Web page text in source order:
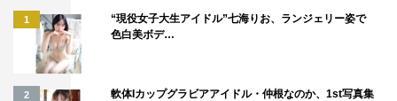
1
“現役女子大生アイドル”七海りお、ランジェリー姿で
色白美ボデ…
2
軟体Iカップグラビアアイドル・仲根なのか、1st写真集